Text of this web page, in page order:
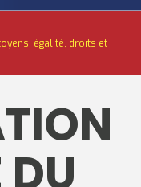
EUROPE, NUMÉRIQUE- DIGITAL
égalité, droits et
DU